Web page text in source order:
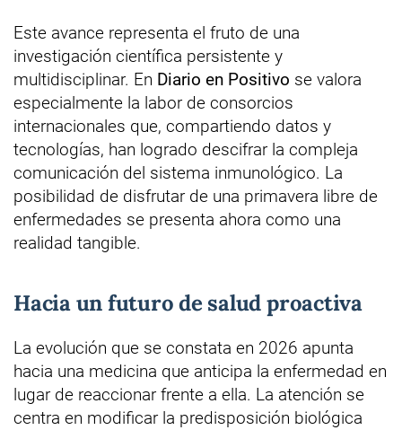
Este avance representa el fruto de una
investigación científica persistente y
multidisciplinar. En Diario en Positivo se valora
especialmente la labor de consorcios
internacionales que, compartiendo datos y
tecnologías, han logrado descifrar la compleja
comunicación del sistema inmunológico. La
posibilidad de disfrutar de una primavera libre de
enfermedades se presenta ahora como una
realidad tangible.
Hacia un futuro de salud proactiva
La evolución que se constata en 2026 apunta
hacia una medicina que anticipa la enfermedad en
lugar de reaccionar frente a ella. La atención se
centra en modificar la predisposición biológica